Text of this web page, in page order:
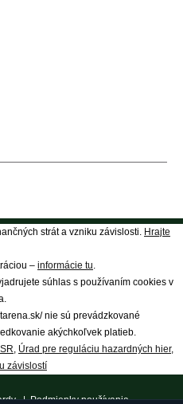
strát a vzniku závislosti. Hrajte
– informácie tu.
súhlas s používaním cookies v
nie sú prevádzkované
akýchkoľvek platieb.
, Úrad pre reguláciu hazardných hier,
závislostí
|Podmienky používania